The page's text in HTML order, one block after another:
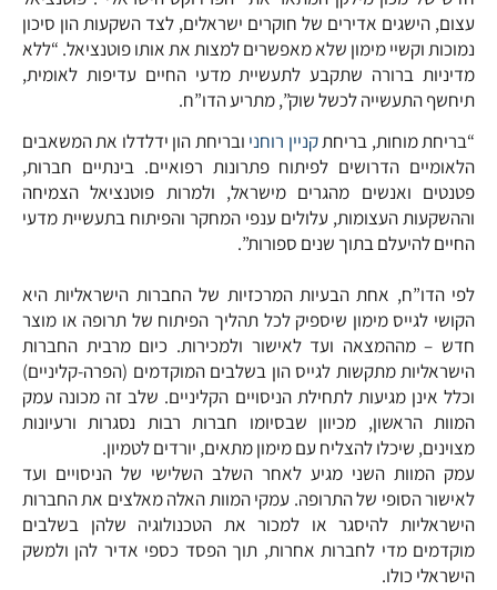
עצום, הישגים אדירים של חוקרים ישראלים, לצד השקעות הון סיכון
נמוכות וקשיי מימון שלא מאפשרים למצות את אותו פוטנציאל. “ללא
מדיניות ברורה שתקבע לתעשיית מדעי החיים עדיפות לאומית,
תיחשף התעשייה לכשל שוק”, מתריע הדו”ח.
“בריחת מוחות, בריחתקניין רוחני ובריחת הון ידלדלו את המשאבים
הלאומיים הדרושים לפיתוח פתרונות רפואיים. בינתיים חברות,
פטנטים ואנשים מהגרים מישראל, ולמרות פוטנציאל הצמיחה
וההשקעות העצומות, עלולים ענפי המחקר והפיתוח בתעשיית מדעי
החיים להיעלם בתוך שנים ספורות”.
לפי הדו”ח, אחת הבעיות המרכזיות של החברות הישראליות היא
הקושי לגייס מימון שיספיק לכל תהליך הפיתוח של תרופה או מוצר
חדש – מההמצאה ועד לאישור ולמכירות. כיום מרבית החברות
הישראליות מתקשות לגייס הון בשלבים המוקדמים (הפרה-קליניים)
וכלל אינן מגיעות לתחילת הניסויים הקליניים. שלב זה מכונה עמק
המוות הראשון, מכיוון שבסיומו חברות רבות נסגרות ורעיונות
מצוינים, שיכלו להצליח עם מימון מתאים, יורדים לטמיון.
עמק המוות השני מגיע לאחר השלב השלישי של הניסויים ועד
לאישור הסופי של התרופה. עמקי המוות האלה מאלצים את החברות
הישראליות להיסגר או למכור את הטכנולוגיה שלהן בשלבים
מוקדמים מדי לחברות אחרות, תוך הפסד כספי אדיר להן ולמשק
הישראלי כולו.